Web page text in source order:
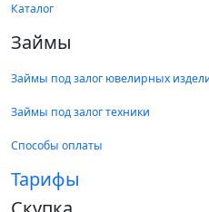
Каталог
Займы
Займы под залог ювелирных
Займы под залог техники
Способы оплаты
Тарифы